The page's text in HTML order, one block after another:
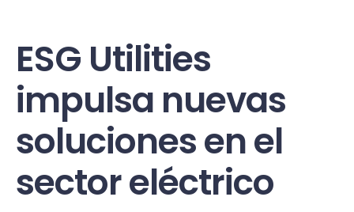
ESG Utilities
impulsa nuevas
soluciones en el
sector eléctrico